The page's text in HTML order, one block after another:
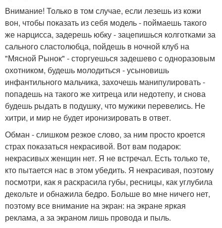
Внимание! Только в том случае, если лезешь из кожи
вон, чтобы показать из себя модель - поймаешь такого
же нарцисса, задерешь юбку - зацепишься колготками за
сального сластолюбца, пойдешь в ночной клуб на
"Мясной Рынок" - сторгуешься задешево с одноразовым
охотником, будешь молодиться - усыновишь
инфантильного мальчика, захочешь манипулировать -
попадешь на такого же хитреца или недотепу, и снова
будешь рыдать в подушку, что мужики перевелись. Не
хитри, и мир не будет иронизировать в ответ.
Обман - слишком резкое слово, за ним просто кроется
страх показаться некрасивой. Вот вам подарок:
некрасивых женщин нет. Я не встречал. Есть только те,
кто пытается нас в этом убедить. Я некрасивая, поэтому
посмотри, как я раскрасила губы, ресницы, как углубила
декольте и обнажила бедро. Больше во мне ничего нет,
поэтому все внимание на экран: на экране яркая
реклама, а за экраном лишь провода и пыль.